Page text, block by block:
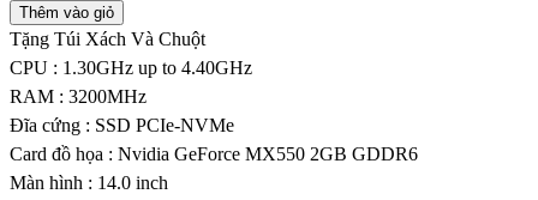
Thêm vào giỏ
Tặng Túi Xách Và Chuột
CPU : 1.30GHz up to 4.40GHz
RAM : 3200MHz
Đĩa cứng : SSD PCIe-NVMe
Card đồ họa : Nvidia GeForce MX550 2GB GDDR6
Màn hình : 14.0 inch